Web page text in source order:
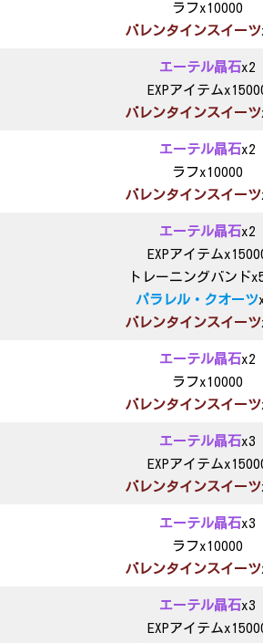
ラフx10000
バレンタインスイーツ
エーテル晶石x2
EXPアイテム
バレンタインスイーツ
エーテル晶石x2
ラフx10000
バレンタインスイーツ
エーテル晶石x2
EXPアイテム
トレーニングバンド
パラレル・クオーツ
バレンタインスイーツ
エーテル晶石x2
ラフx10000
バレンタインスイーツ
エーテル晶石x3
EXPアイテム
バレンタインスイーツ
エーテル晶石x3
ラフx10000
バレンタインスイーツ
エーテル晶石x3
EXPアイテム